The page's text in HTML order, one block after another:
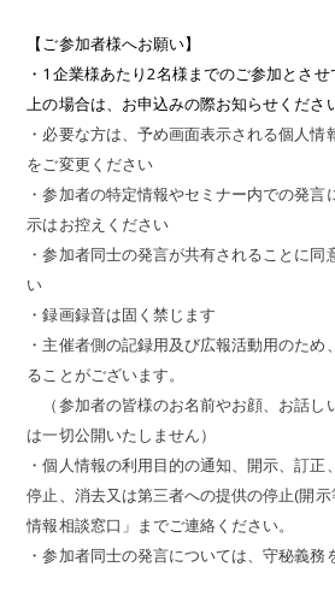
【ご参加者様へお願い】
・1企業様あたり2名様までのご参加とさせ
上の場合は、お申込みの際お知らせくださ
・必要な方は、予め画面表示される個人情
をご変更ください
・参加者の特定情報やセミナー内での発言
示はお控えください
・参加者同士の発言が共有されることに同
い
・録画録音は固く禁じます
・主催者側の記録用及び広報活動用のため
ることがございます。
（参加者の皆様のお名前やお顔、お話し
は一切公開いたしません）
・個人情報の利用目的の通知、開示、訂正
停止、消去又は第三者への提供の停止(開
情報相談窓口」までご連絡ください。
・参加者同士の発言については、守秘義務